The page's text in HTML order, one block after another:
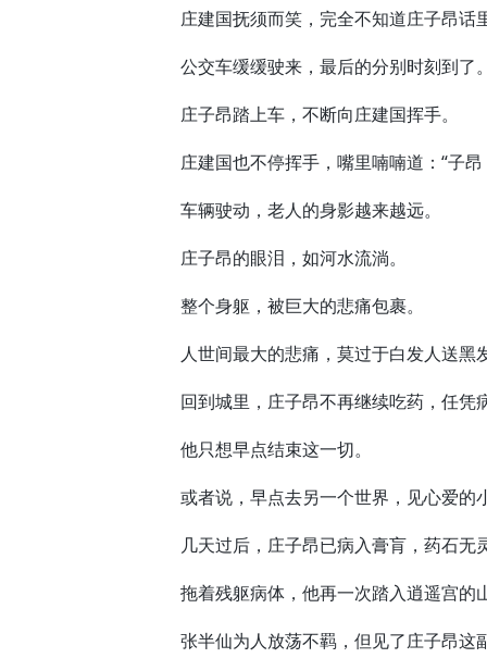
庄建国抚须而笑，完全不知道庄子昂话
公交车缓缓驶来，最后的分别时刻到了
庄子昂踏上车，不断向庄建国挥手。
庄建国也不停挥手，嘴里喃喃道：“子昂
车辆驶动，老人的身影越来越远。
庄子昂的眼泪，如河水流淌。
整个身躯，被巨大的悲痛包裹。
人世间最大的悲痛，莫过于白发人送黑
回到城里，庄子昂不再继续吃药，任凭
他只想早点结束这一切。
或者说，早点去另一个世界，见心爱的
几天过后，庄子昂已病入膏肓，药石无
拖着残躯病体，他再一次踏入逍遥宫的
张半仙为人放荡不羁，但见了庄子昂这